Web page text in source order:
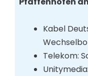
Kabel
Telekom: